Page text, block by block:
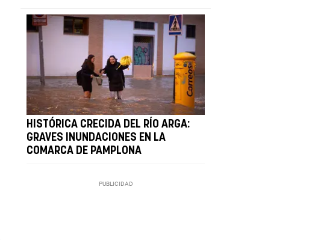
HISTÓRICA CRECIDA DEL RÍO ARGA:
GRAVES INUNDACIONES EN LA
COMARCA DE PAMPLONA